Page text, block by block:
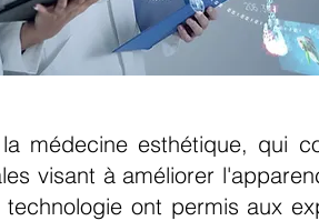
médecine esthétique, qui
visant à améliorer
ont permis aux